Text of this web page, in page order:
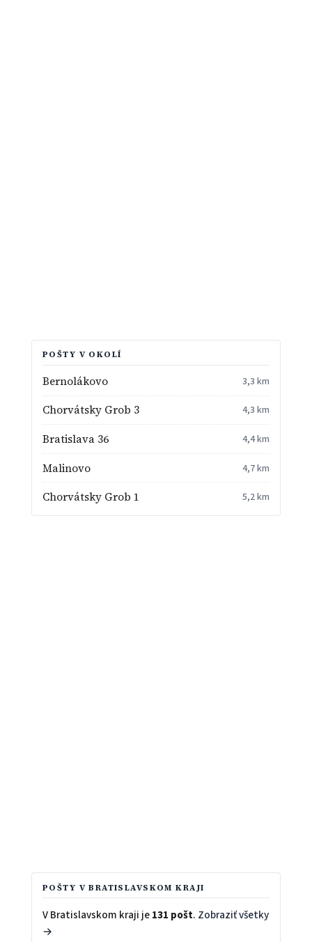
POŠTY V OKOLÍ
Bernolákovo 3,3 km
Chorvátsky Grob 3 4,3 km
Bratislava 36 4,4 km
Malinovo 4,7 km
Chorvátsky Grob 1 5,2 km
POŠTY V BRATISLAVSKOM KRAJI
V Bratislavskom kraji je131 pošt. Zobraziť všetky
→